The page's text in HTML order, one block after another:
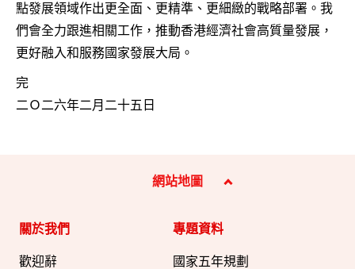
點發展領域作出更全面、更精準、更細緻的戰略部署。我
們會全力跟進相關工作，推動香港經濟社會高質量發展，
更好融入和服務國家發展大局。
完
二Ｏ二六年二月二十五日
網站地圖
關於我們
歡迎辭
專題資料
國家五年規劃